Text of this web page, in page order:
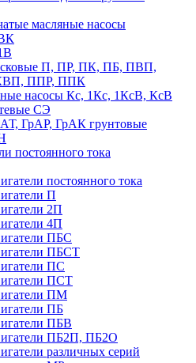
масляные насосы
П, ПР, ПК, ПБ, ПВП,
ППР, ППК
насосы Кс, 1Кс, 1КсВ, КсВ
СЭ
ГрАР, ГрАК грунтовые
постоянного тока
постоянного тока
П
2П
4П
ПБС
ПБСТ
ПС
ПСТ
ПМ
ПБ
ПБВ
ПБ2П, ПБ2О
различных серий